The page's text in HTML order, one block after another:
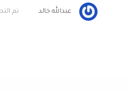
عبدالله خالد تم التحديث